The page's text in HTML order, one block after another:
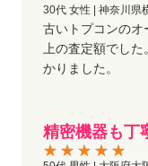
30代 女性 | 神奈川県
古いトプコンのオ
上の査定額でした
かりました。
精密機器も丁